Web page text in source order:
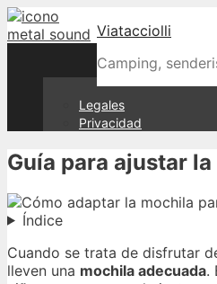
Skip
to
Viatacciolli
Camping,
Legales
Privacidad
Guía para ajustar
Índice
Cuando se trata de disfrutar
lleven una mochila adecuada.